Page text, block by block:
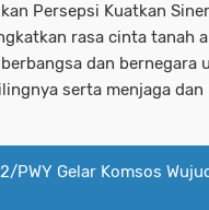
Persepsi Kuatkan
rasa cinta tanah
dan bernegara
serta menjaga dan
PWY Gelar Komsos